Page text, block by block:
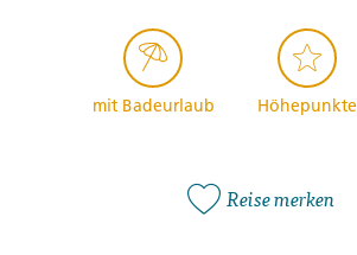
mit Badeurlaub Höhepunkte
Reise merken